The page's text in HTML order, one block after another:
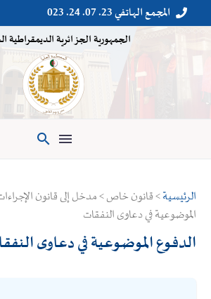

 المجمع الهاتفي 23. 07. 24. 023
الجمهورية الجزائرية الديمقراطية

الرئيسية> قانون خاص > مدخل إلى قانون
الموضوعية في دعاوى النفقات
الدفوع الموضوعية في دعاوى